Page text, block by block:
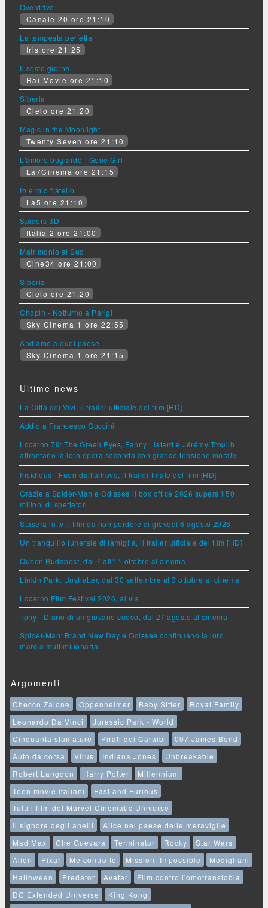
Overdrive
Canale 20 ore 21:10
La tempesta perfetta
Iris ore 21:25
Il sesto giorno
Rai Movie ore 21:10
Siberia
Cielo ore 21:20
Magic in the Moonlight
Twenty Seven ore 21:10
L'amore bugiardo - Gone Girl
La7Cinema ore 21:15
Io e mio fratello
La5 ore 21:10
Spiders 3D
Italia 2 ore 21:00
Matrimonio al Sud
Cine34 ore 21:00
Siberia
Cielo ore 21:20
Chopin - Notturno a Parigi
Sky Cinema 1 ore 22:55
Andiamo a quel paese
Sky Cinema 1 ore 21:15
Ultime news
La Città dei Vivi, il trailer ufficiale del film [HD]
Addio a Francesco Guccini
Locarno 79: The Green Eyes, Fanny Liatard e Jérémy Trouilh
affrontano la loro opera seconda con grande tensione morale
Insidious - Fuori dall'altrove, il trailer finale del film [HD]
Grazie a Spider-Man e Odissea il box office 2026 supera i 50
milioni di spettatori
Stasera in tv: i film da non perdere di giovedì 6 agosto 2026
Un tranquillo funerale di famiglia, il trailer ufficiale del film [HD]
Queen Budapest, dal 7 all'11 ottobre al cinema
Linkin Park: Unshatter, dal 30 settembre al 3 ottobre al cinema
Locarno Film Festival 2026, al via
Tony - Diario di un giovane cuoco, dal 27 agosto al cinema
Spider-Man: Brand New Day e Odissea continuano la loro
marcia multimilionaria
Argomenti
Checco Zalone Oppenheimer Baby Sitter
Royal Family
Leonardo Da Vinci
Jurassic Park - World
Cinquanta sfumature
Pirati dei Caraibi
007 James Bond
Auto da corsa
Virus Indiana Jones
Unbreakable
Robert Langdon
Harry Potter
Millennium
Teen movie italiani
Fast and Furious
Tutti i film del Marvel Cinematic Universe
Il signore degli anelli
Alice nel paese delle meraviglie
Mad Max
Che Guevara Terminator Rocky
Star Wars
Alien
Pixar Me contro te Mission: Impossible
Modigliani
Halloween
Predator Avatar
Film contro l'omotransfobia
DC Extended Universe
King Kong